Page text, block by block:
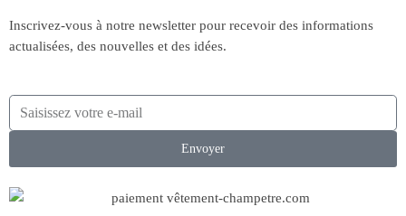
Inscrivez-vous à notre newsletter pour recevoir des informations
actualisées, des nouvelles et des idées.
Envoyer